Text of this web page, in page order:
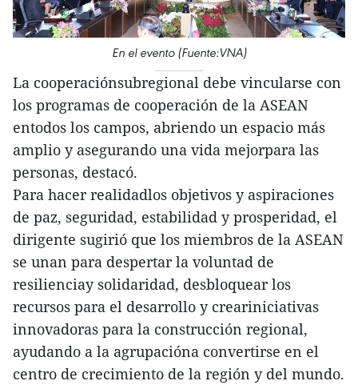
En el evento (Fuente:VNA)
La cooperaciónsubregional debe vincularse con
los programas de cooperación de la ASEAN
entodos los campos, abriendo un espacio más
amplio y asegurando una vida mejorpara las
personas, destacó.
Para hacer realidadlos objetivos y aspiraciones
de paz, seguridad, estabilidad y prosperidad, el
dirigente sugirió que los miembros de la ASEAN
se unan para despertar la voluntad de
resilienciay solidaridad, desbloquear los
recursos para el desarrollo y creariniciativas
innovadoras para la construcción regional,
ayudando a la agrupacióna convertirse en el
centro de crecimiento de la región y del mundo.